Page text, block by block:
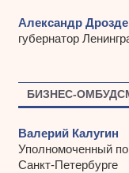
Александр
губернатор
БИЗНЕС-
Валерий Калугин
Уполномоченный
Санкт-Петербурге